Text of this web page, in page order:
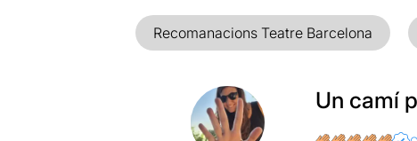
Recomanacions Teatre Barcelona
Un camí